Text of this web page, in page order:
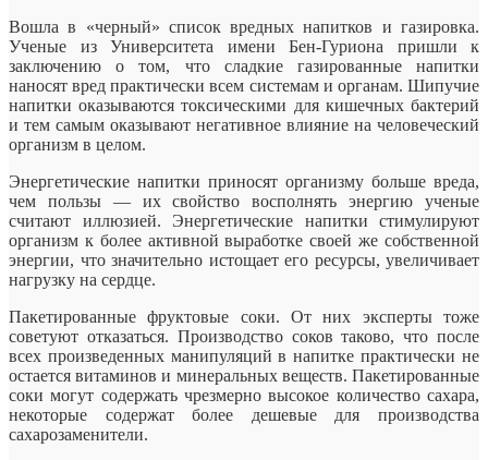
Вошла в «черный» список вредных напитков и газировка.
Ученые из Университета имени Бен-Гуриона пришли к
заключению о том, что сладкие газированные напитки
наносят вред практически всем системам и органам. Шипучие
напитки оказываются токсическими для кишечных бактерий
и тем самым оказывают негативное влияние на человеческий
организм в целом.
Энергетические напитки приносят организму больше вреда,
чем пользы — их свойство восполнять энергию ученые
считают иллюзией. Энергетические напитки стимулируют
организм к более активной выработке своей же собственной
энергии, что значительно истощает его ресурсы, увеличивает
нагрузку на сердце.
Пакетированные фруктовые соки. От них эксперты тоже
советуют отказаться. Производство соков таково, что после
всех произведенных манипуляций в напитке практически не
остается витаминов и минеральных веществ. Пакетированные
соки могут содержать чрезмерно высокое количество сахара,
некоторые содержат более дешевые для производства
сахарозаменители.